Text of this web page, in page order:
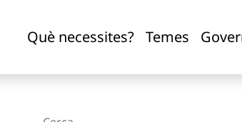
Què necessites? Temes